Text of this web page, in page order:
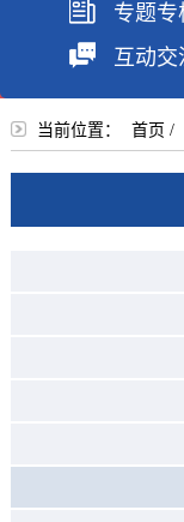
专题专
互动交
当前位置： 首页 /